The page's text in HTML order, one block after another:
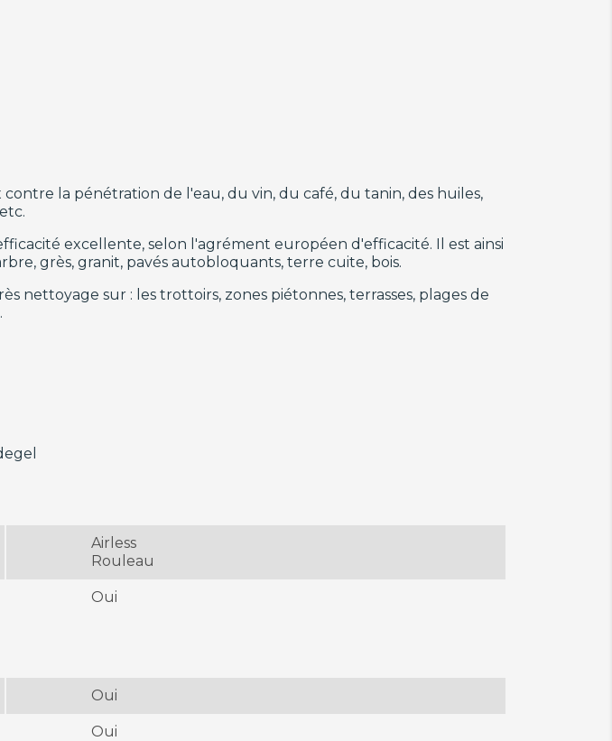
la pénétration de l'eau, du vin, du café, du tanin, des huiles,
excellente, selon l'agrément européen d'efficacité. Il est ainsi
grès, granit, pavés autobloquants, terre cuite, bois.
nettoyage sur : les trottoirs, zones piétonnes, terrasses, plages de
Airless
Rouleau
Oui
Oui
Oui